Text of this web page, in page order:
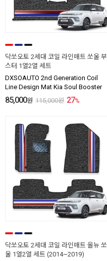
닥쏘오토 2세대 코일 라인매트 쏘울 부
스터 1열2열 세트
DXSOAUTO 2nd Generation Coil
Line Design Mat Kia Soul Booster
85,000원 115,000원 27%
닥쏘오토 2세대 코일 라인매트 올뉴 쏘
울 1열2열 세트 (2014~2019)